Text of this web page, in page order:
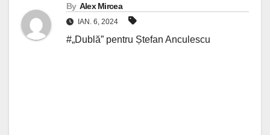
By Alex Mircea
IAN. 6, 2024
#„Dublă” pentru Ștefan Anculescu